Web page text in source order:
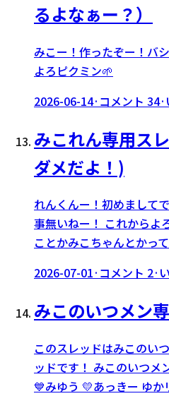
るよなぁー？）
みこー！作ったぞー！
よろピクミン🌱
2026-06-14· コメント 34·
みこれん専用ス
ダメだよ！)
れんくんー！初めまして
事無いねー！ これからよ
ことかみこちゃんとかっ
2026-07-01· コメント 2·
みこのいつメン
このスレッドはみこのい
ッドです！ みこのいつ
💙みゆう 💛あっきー ゆ